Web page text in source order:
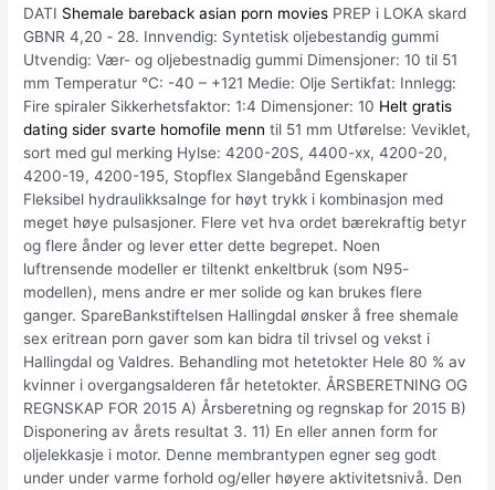
DATI Shemale bareback asian porn movies PREP i LOKA skard
GBNR 4,20 ‑ 28. Innvendig: Syntetisk oljebestandig gummi
Utvendig: Vær- og oljebestnadig gummi Dimensjoner: 10 til 51
mm Temperatur °C: -40 – +121 Medie: Olje Sertikfat: Innlegg:
Fire spiraler Sikkerhetsfaktor: 1:4 Dimensjoner: 10 Helt gratis
dating sider svarte homofile menn til 51 mm Utførelse: Veviklet,
sort med gul merking Hylse: 4200-20S, 4400-xx, 4200-20,
4200-19, 4200-195, Stopflex Slangebånd Egenskaper
Fleksibel hydraulikksalnge for høyt trykk i kombinasjon med
meget høye pulsasjoner. Flere vet hva ordet bærekraftig betyr
og flere ånder og lever etter dette begrepet. Noen
luftrensende modeller er tiltenkt enkeltbruk (som N95-
modellen), mens andre er mer solide og kan brukes flere
ganger. SpareBankstiftelsen Hallingdal ønsker å free shemale
sex eritrean porn gaver som kan bidra til trivsel og vekst i
Hallingdal og Valdres. Behandling mot hetetokter Hele 80 % av
kvinner i overgangsalderen får hetetokter. ÅRSBERETNING OG
REGNSKAP FOR 2015 A) Årsberetning og regnskap for 2015 B)
Disponering av årets resultat 3. 11) En eller annen form for
oljelekkasje i motor. Denne membrantypen egner seg godt
under under varme forhold og/eller høyere aktivitetsnivå. Den